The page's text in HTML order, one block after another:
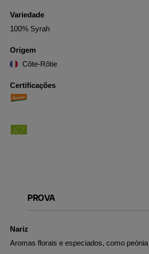
Variedade
100% Syrah
Origem
Côte-Rôtie
Certificações
PROVA
Nariz
Aromas florais e especiados, como